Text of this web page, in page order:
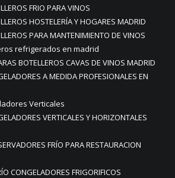
FRIO PARA VINOS
HOSTELERÍA Y HOGARES MADRID
PARA MANTENIMIENTO DE VINOS
refrigerados en madrid
BOTELLEROS CAVAS DE VINOS MADRID
A MEDIDA PROFESIONALES EN
Verticales
VERTICALES Y HORIZONTALES
FRÍO PARA RESTAURACION
CONGELADORES FRIGORIFICOS